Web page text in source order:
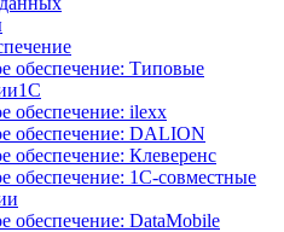
обеспечение: Типовые
обеспечение: ilexx
обеспечение: DALION
обеспечение: Клеверенс
обеспечение: 1С-совместные
обеспечение: DataMobile